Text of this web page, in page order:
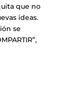
que no
ideas.
se